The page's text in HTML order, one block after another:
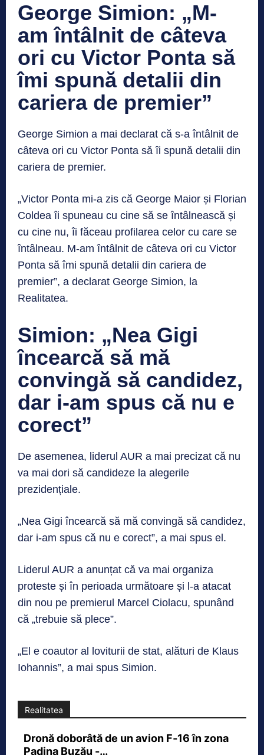
George Simion: „M-
am întâlnit de câteva
ori cu Victor Ponta să
îmi spună detalii din
cariera de premier”
George Simion a mai declarat că s-a întâlnit de
câteva ori cu Victor Ponta să îi spună detalii din
cariera de premier.
„Victor Ponta mi-a zis că George Maior și Florian
Coldea îi spuneau cu cine să se întâlnească și
cu cine nu, îi făceau profilarea celor cu care se
întâlneau. M-am întâlnit de câteva ori cu Victor
Ponta să îmi spună detalii din cariera de
premier”, a declarat George Simion, la
Realitatea.
Simion: „Nea Gigi
încearcă să mă
convingă să candidez,
dar i-am spus că nu e
corect”
De asemenea, liderul AUR a mai precizat că nu
va mai dori să candideze la alegerile
prezidențiale.
„Nea Gigi încearcă să mă convingă să candidez,
dar i-am spus că nu e corect”, a mai spus el.
Liderul AUR a anunțat că va mai organiza
proteste și în perioada următoare și l-a atacat
din nou pe premierul Marcel Ciolacu, spunând
că „trebuie să plece”.
„El e coautor al loviturii de stat, alături de Klaus
Iohannis”, a mai spus Simion.
Realitatea
Dronă doborâtă de un avion F‑16 în zona
Padina Buzău -…